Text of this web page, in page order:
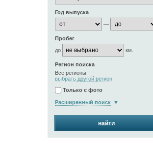
Год выпуска
—
Пробег
до
км.
Регион поиска
Все регионы
выбрать другой регион
Только с фото
Расширенный поиск
найти